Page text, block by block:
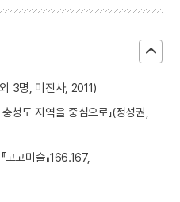
3명, 미진사, 2011)
청도 지역을 중심으로」(정성권,
고고미술』166.167,